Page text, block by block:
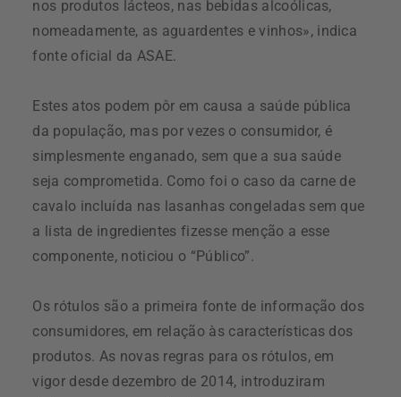
nos produtos lácteos, nas bebidas alcoólicas,
nomeadamente, as aguardentes e vinhos», indica
fonte oficial da ASAE.
Estes atos podem pôr em causa a saúde pública
da população, mas por vezes o consumidor, é
simplesmente enganado, sem que a sua saúde
seja comprometida. Como foi o caso da carne de
cavalo incluída nas lasanhas congeladas sem que
a lista de ingredientes fizesse menção a esse
componente, noticiou o “Público”.
Os rótulos são a primeira fonte de informação dos
consumidores, em relação às características dos
produtos. As novas regras para os rótulos, em
vigor desde dezembro de 2014, introduziram